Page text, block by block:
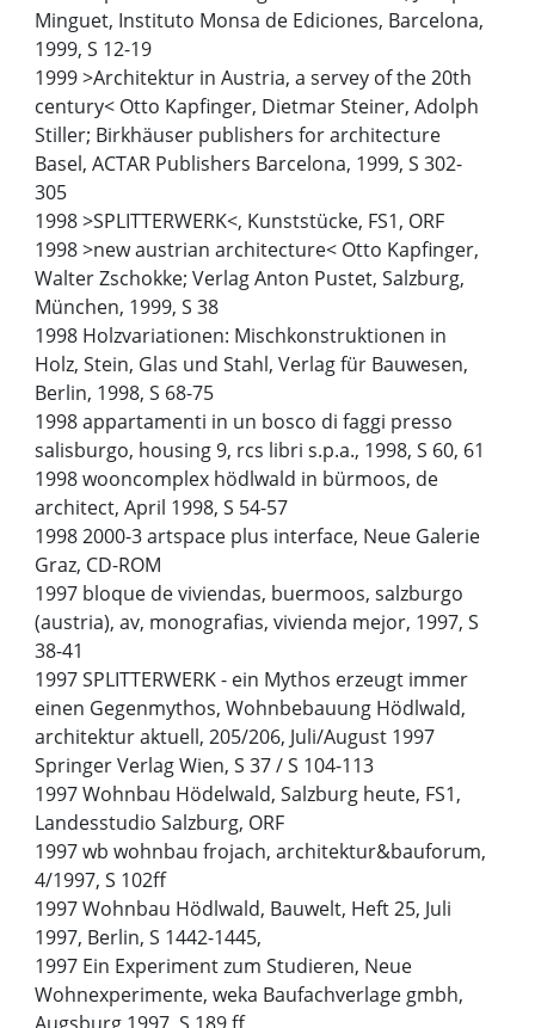
Minguet, Instituto Monsa de Ediciones, Barcelona,
1999, S 12-19
1999 >Architektur in Austria, a servey of the 20th
century< Otto Kapfinger, Dietmar Steiner, Adolph
Stiller; Birkhäuser publishers for architecture
Basel, ACTAR Publishers Barcelona, 1999, S 302-
305
1998 >SPLITTERWERK<, Kunststücke, FS1, ORF
1998 >new austrian architecture< Otto Kapfinger,
Walter Zschokke; Verlag Anton Pustet, Salzburg,
München, 1999, S 38
1998 Holzvariationen: Mischkonstruktionen in
Holz, Stein, Glas und Stahl, Verlag für Bauwesen,
Berlin, 1998, S 68-75
1998 appartamenti in un bosco di faggi presso
salisburgo, housing 9, rcs libri s.p.a., 1998, S 60, 61
1998 wooncomplex hödlwald in bürmoos, de
architect, April 1998, S 54-57
1998 2000-3 artspace plus interface, Neue Galerie
Graz, CD-ROM
1997 bloque de viviendas, buermoos, salzburgo
(austria), av, monografias, vivienda mejor, 1997, S
38-41
1997 SPLITTERWERK - ein Mythos erzeugt immer
einen Gegenmythos, Wohnbebauung Hödlwald,
architektur aktuell, 205/206, Juli/August 1997
Springer Verlag Wien, S 37 / S 104-113
1997 Wohnbau Hödelwald, Salzburg heute, FS1,
Landesstudio Salzburg, ORF
1997 wb wohnbau frojach, architektur&bauforum,
4/1997, S 102ff
1997 Wohnbau Hödlwald, Bauwelt, Heft 25, Juli
1997, Berlin, S 1442-1445,
1997 Ein Experiment zum Studieren, Neue
Wohnexperimente, weka Baufachverlage gmbh,